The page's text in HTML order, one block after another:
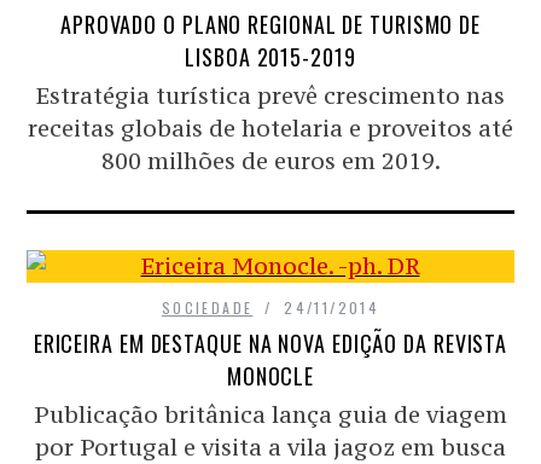
APROVADO O PLANO REGIONAL DE TURISMO DE
LISBOA 2015-2019
Estratégia turística prevê crescimento nas
receitas globais de hotelaria e proveitos até
800 milhões de euros em 2019.
SOCIEDADE 24/11/2014
ERICEIRA EM DESTAQUE NA NOVA EDIÇÃO DA REVISTA
MONOCLE
Publicação britânica lança guia de viagem
por Portugal e visita a vila jagoz em busca